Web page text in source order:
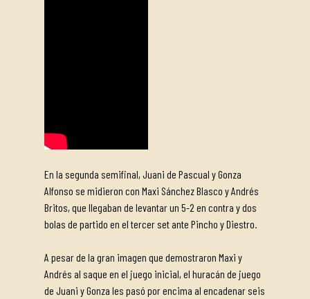
En la segunda semifinal, Juani de Pascual y Gonza
Alfonso se midieron con Maxi Sánchez Blasco y Andrés
Britos, que llegaban de levantar un 5-2 en contra y dos
bolas de partido en el tercer set ante Pincho y Diestro.
A pesar de la gran imagen que demostraron Maxi y
Andrés al saque en el juego inicial, el huracán de juego
de Juani y Gonza les pasó por encima al encadenar seis